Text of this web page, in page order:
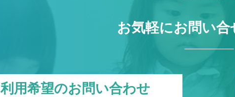
お気軽にお問い
利用希望のお問い合わせ